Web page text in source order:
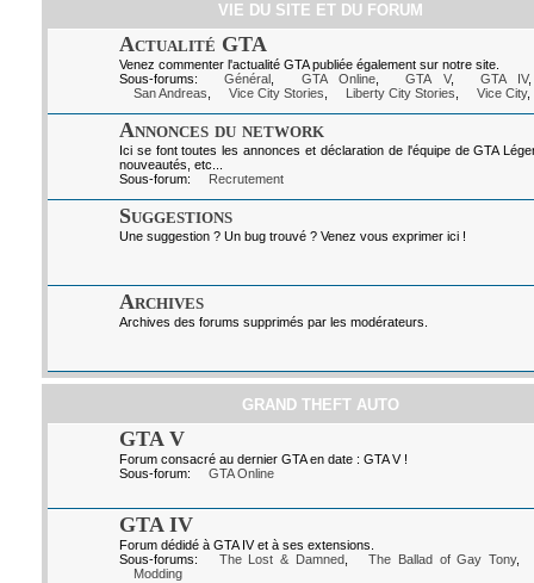
VIE DU SITE ET DU FORUM
Actualité GTA
Venez commenter l'actualité GTA publiée également sur notre site.
Sous-forums:
Général GTA Online, GTA V, GTA IV
San Andreas
Vice City Stories Liberty City Stories Vice City,
Annonces du network
Ici se font toutes les annonces et déclaration de l'équipe de GTA
nouveautés, etc...
Sous-forum:
Recrutement
Suggestions
Une suggestion ? Un bug trouvé ? Venez vous exprimer ici !
Archives
Archives des forums supprimés par les modérateurs.
GRAND THEFT AUTO
GTA V
Forum consacré au dernier GTA en date : GTA V !
Sous-forum:
GTA Online
GTA IV
Forum dédidé à GTA IV et à ses extensions.
Sous-forums:
The Lost & Damned, The Ballad of Gay Tony,
Modding